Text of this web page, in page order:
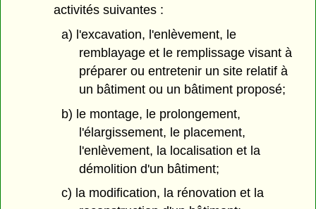
activités suivantes :
a) l'excavation, l'enlèvement, le
remblayage et le remplissage visant à
préparer ou entretenir un site relatif à
un bâtiment ou un bâtiment proposé;
b) le montage, le prolongement,
l'élargissement, le placement,
l'enlèvement, la localisation et la
démolition d'un bâtiment;
c) la modification, la rénovation et la